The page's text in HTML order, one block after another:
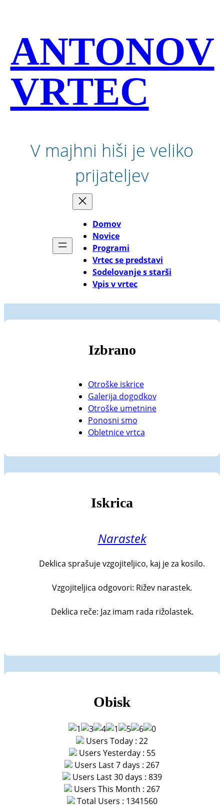
ANTONOV
VRTEC
V majhni hiši je veliko
prijateljev
Domov
Novice
Programi
Vrtec se predstavi
Sodelovanje s starši
Vpis v vrtec
Izbrano
Otroške iskrice
Galerija dogodkov
Otroške umetnine
Ponosni smo
Obletnice vrtca
Iskrica
Narastek
Deklica sprašuje vzgojiteljico, kaj je za kosilo.
Vzgojiteljica odgovori: Rižev narastek.
Deklica reče: Jaz imam rada rižolastek.
Obisk
Users Today : 22
Users Yesterday : 55
Users Last 7 days : 267
Users Last 30 days : 839
Users This Month : 267
Total Users : 1341560